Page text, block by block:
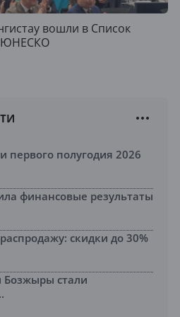
вошли в Список
ЮНЕСКО
первого полугодия 2026
финансовые результаты
скидки до 30%
Бозжыры стали